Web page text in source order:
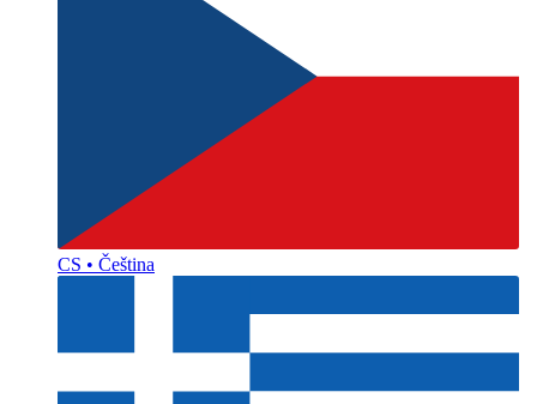
CS • Čeština